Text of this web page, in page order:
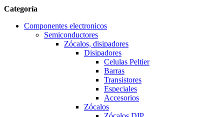
Categoría
Componentes electronicos
Semiconductores
Zócalos, disipadores
Disipadores
Celulas Peltier
Barras
Transistores
Especiales
Accesorios
Zócalos